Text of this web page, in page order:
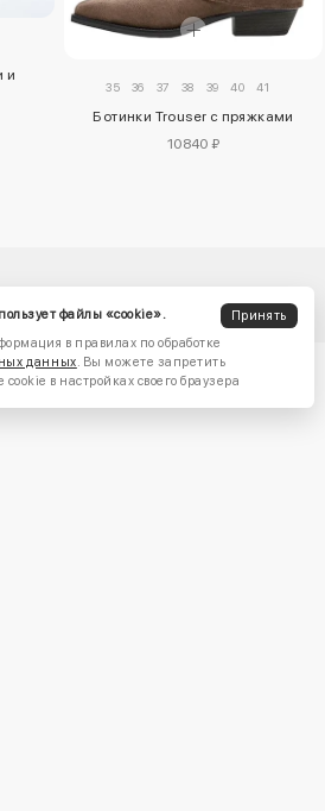
и
35 36 37 38 39 40 41
Ботинки Trouser с пряжками
10840 ₽
файлы «cookie».
Принять
в правилах по обработке
данных. Вы можете запретить
cookie в настройках своего браузера